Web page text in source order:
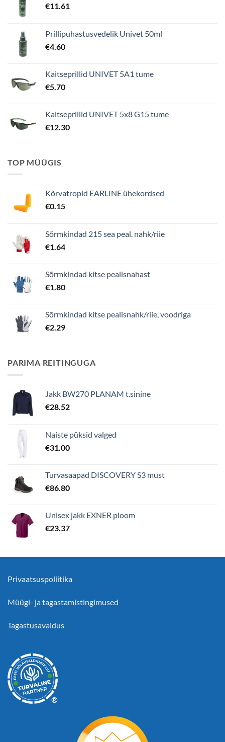
€11.61
Prillipuhastusvedelik Univet 50ml
€4.60
Kaitseprillid UNIVET 5A1 tume
€5.70
Kaitseprillid UNIVET 5x8 G15 tume
€12.30
TOP MÜÜGIS
Kõrvatropid EARLINE ühekordsed
€0.15
Sõrmkindad 215 sea peal. nahk/riie
€1.64
Sõrmkindad kitse pealisnahast
€1.80
Sõrmkindad kitse pealisnahk/riie, voodriga
€2.29
PARIMA REITINGUGA
Jakk BW270 PLANAM t.sinine
€28.52
Naiste püksid valged
€31.00
Turvasaapad DISCOVERY S3 must
€86.80
Unisex jakk EXNER ploom
€23.37
Privaatsuspoliitika
Müügi- ja tagastamistingimused
Tagastusavaldus
®